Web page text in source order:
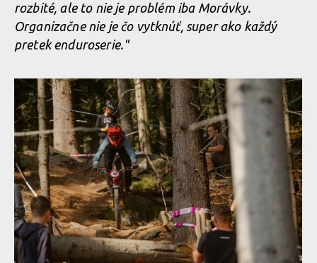
rozbité, ale to nie je problém iba Morávky.
Organizačne nie je čo vytknúť, super ako každý
pretek enduroserie."